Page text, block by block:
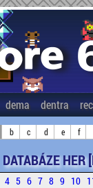
dema dentra
b c d e f
DATABÁZE
4 5 6 7 8 9 10